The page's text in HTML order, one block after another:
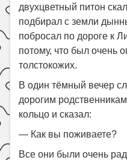
двухцветный питон
подбирал с земли
побросал по дороге к
потому, что был очень
толстокожих.
В один тёмный вечер
дорогим
кольцо и сказал:
— Как вы поживаете?
Все они были очень